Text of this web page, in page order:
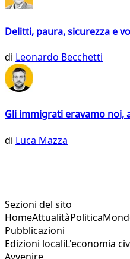
Delitti, paura, sicurezza e
di Leonardo Becchetti
Gli immigrati eravamo noi,
di Luca Mazza
Sezioni del sito
HomeAttualitàPolitica
Pubblicazioni
Edizioni localiL'economia
Avvenire